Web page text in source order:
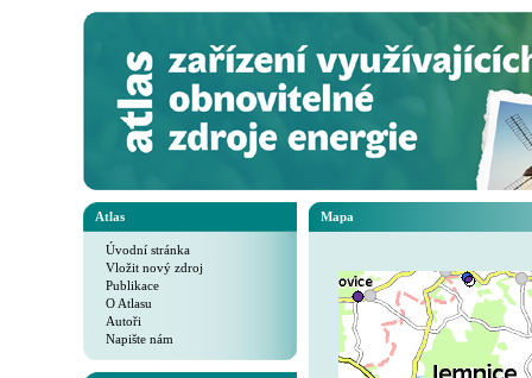
Atlas
Úvodní stránka
Vložit nový zdroj
Publikace
O Atlasu
Autoři
Napište nám
Mapa